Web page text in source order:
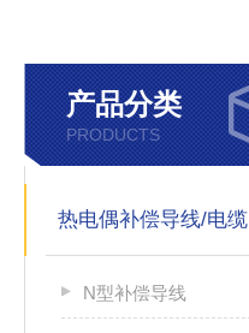
产品分类
PRODUCTS
热电偶补偿导线/电缆
N型补偿导线